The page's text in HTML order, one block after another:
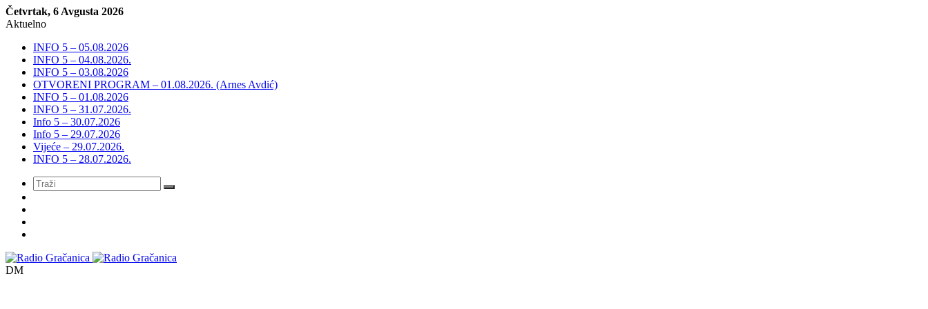
Četvrtak, 6 Avgusta 2026
Aktuelno
INFO 5 – 05.08.2026
INFO 5 – 04.08.2026.
INFO 5 – 03.08.2026
OTVORENI PROGRAM – 01.08.2026. (Arnes Avdić)
INFO 5 – 01.08.2026
INFO 5 – 31.07.2026.
Info 5 – 30.07.2026
Info 5 – 29.07.2026
Vijeće – 29.07.2026.
INFO 5 – 28.07.2026.
Meni
DM